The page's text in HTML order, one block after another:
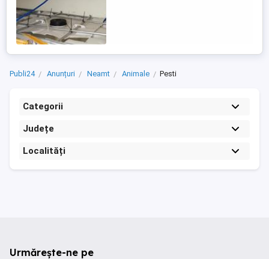
Publi24 Anunțuri Neamt Animale Pesti
Categorii
Județe
Localități
Urmărește-ne pe